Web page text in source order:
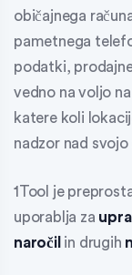
običajnega
pametnega
podatki,
vedno na voljo
katere koli
nadzor nad
1Tool je
uporablja za
naročil in drugih